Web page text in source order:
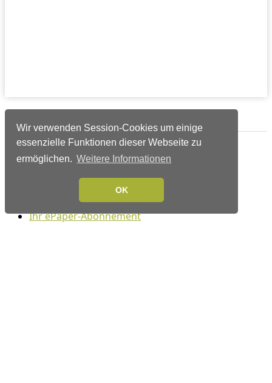
Wir verwenden Session-Cookies um einige
essenzielle Funktionen dieser Webseite zu
ermöglichen. Weitere Informationen
OK
Verlags-Service
Impressum
Datenschutzerklärung
Mediaservice/Mediadaten
Leserservice/Abonnements
Mediaservice-Login
Ihr ePaper-Abonnement